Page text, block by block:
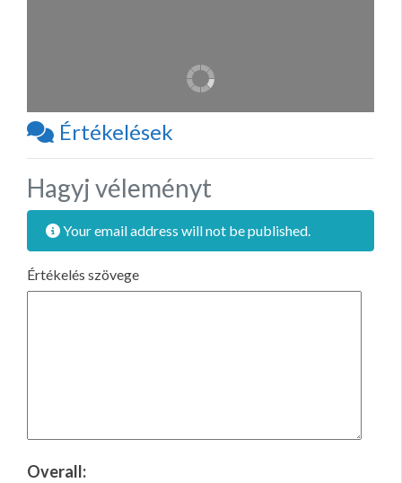
Értékelések
Hagyj véleményt
Your email address will not be published.
Értékelés szövege
Overall: